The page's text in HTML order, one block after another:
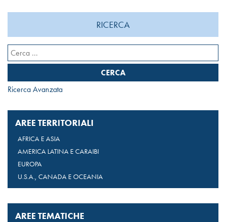
RICERCA
Ricerca
per:
Ricerca Avanzata
AREE TERRITORIALI
AFRICA E ASIA
AMERICA LATINA E CARAIBI
EUROPA
U.S.A., CANADA E OCEANIA
AREE TEMATICHE